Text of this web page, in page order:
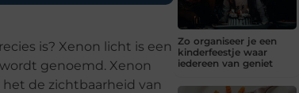
is? Xenon licht is een
genoemd. Xenon
de zichtbaarheid van
Zo organiseer je een
kinderfeestje waar
iedereen van geniet